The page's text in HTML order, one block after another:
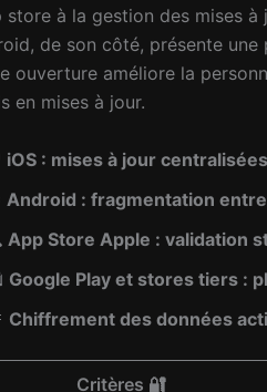
store à la gestion des mises
de son côté, présente
ouverture améliore la
en mises à jour.
iOS : mises à jour
Android : fragmentation
App Store Apple : validation
Google Play et stores tiers :
Chiffrement des données
Critères 🔐